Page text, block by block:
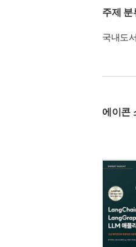
주제 분
국내도
에이콘